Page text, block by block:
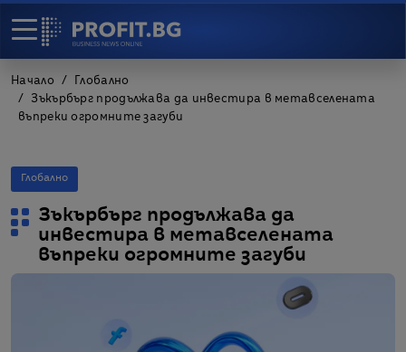
Начало
Глобално
Зъкърбърг продължава да инвестира в метавселената
въпреки огромните загуби
Глобално
Зъкърбърг продължава да
инвестира в метавселената
въпреки огромните загуби